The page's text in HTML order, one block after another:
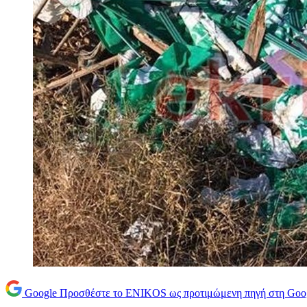
Google Προσθέστε το ENIKOS ως προτιμώμενη πηγή στη